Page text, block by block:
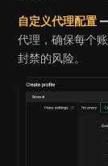
自定义代理配置
代理，确保每个
封禁的风险。